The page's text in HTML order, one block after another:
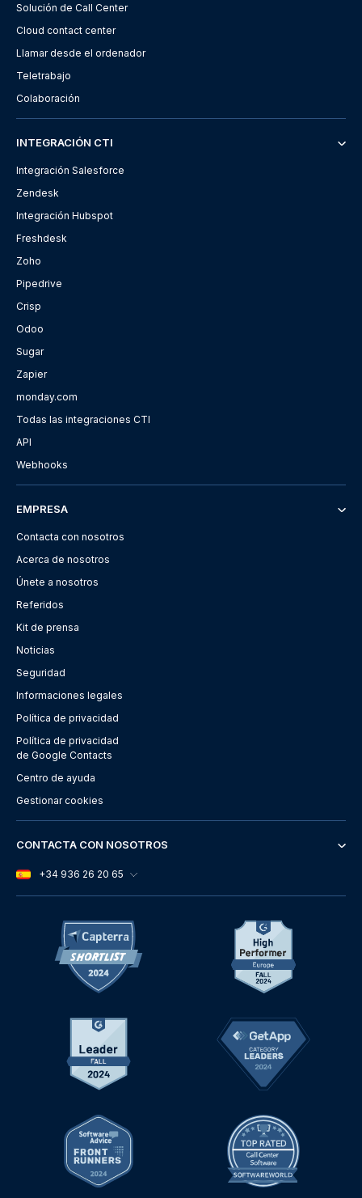
Solución de Call Center
Cloud contact center
Llamar desde el ordenador
Teletrabajo
Colaboración
INTEGRACIÓN CTI
Integración Salesforce
Zendesk
Integración Hubspot
Freshdesk
Zoho
Pipedrive
Crisp
Odoo
Sugar
Zapier
monday.com
Todas las integraciones CTI
API
Webhooks
EMPRESA
Contacta con nosotros
Acerca de nosotros
Únete a nosotros
Referidos
Kit de prensa
Noticias
Seguridad
Informaciones legales
Política de privacidad
Política de privacidad
de Google Contacts
Centro de ayuda
Gestionar cookies
CONTACTA CON NOSOTROS
+34 936 26 20 65